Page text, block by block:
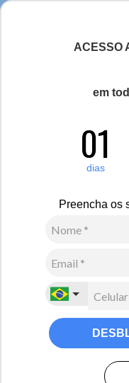
ACESSO
em
01
dias
Preencha os
Vestuário
Avaliações
Original Active
00
Ver Parcelas
Preto